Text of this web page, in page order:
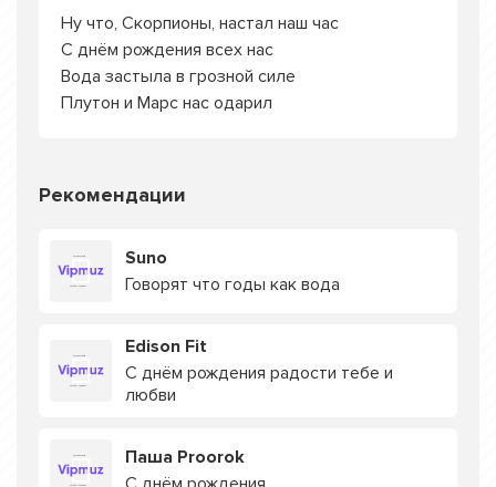
Ну что, Скорпионы, настал наш час
С днём рождения всех нас
Вода застыла в грозной силе
Плутон и Марс нас одарил
Рекомендации
Suno
Говорят что годы как вода
Edison Fit
С днём рождения радости тебе и
любви
Паша Proorok